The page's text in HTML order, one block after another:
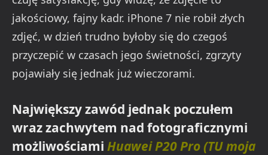
jakościowy, fajny kadr. iPhone 7 nie robił złych
zdjęć, w dzień trudno byłoby się do czegoś
przyczepić w czasach jego świetności, zgrzyty
pojawiały się jednak już wieczorami.
Największy zawód jednak poczułem
wraz zachwytem nad fotograficznymi
możliwościami Huawei P20 Pro (TU moja